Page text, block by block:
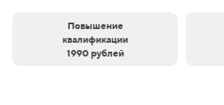
Повышение
квалификации
1990 рублей